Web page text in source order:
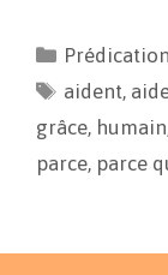
b
o
l
L
i
aident,
grâce, humain
parce, parce